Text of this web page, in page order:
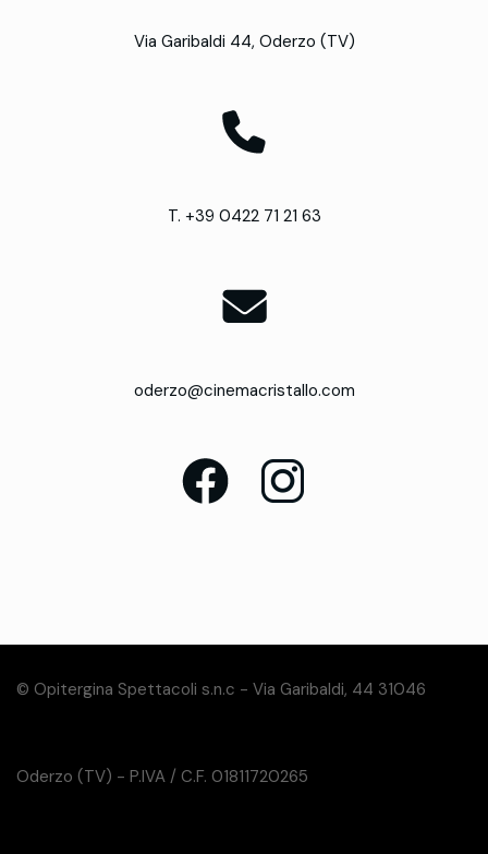
Via Garibaldi 44, Oderzo (TV)
T. +39 0422 71 21 63
oderzo@cinemacristallo.com
© Opitergina Spettacoli s.n.c - Via Garibaldi, 44 31046
Oderzo (TV) - P.IVA / C.F. 01811720265